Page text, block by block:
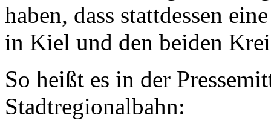
haben, dass stattdessen
in Kiel und den beiden
So heißt es in der
Stadtregionalbahn: